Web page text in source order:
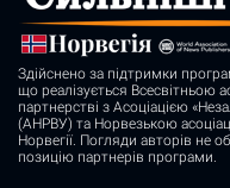
Здійснено за підтримки
що реалізується Всесвітньою
партнерстві з Асоціацією
(АНРВУ) та Норвезькою
Норвегії. Погляди авторів не
позицію партнерів програми.